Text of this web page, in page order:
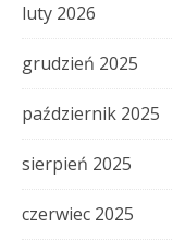
luty 2026
grudzień 2025
październik 2025
sierpień 2025
czerwiec 2025